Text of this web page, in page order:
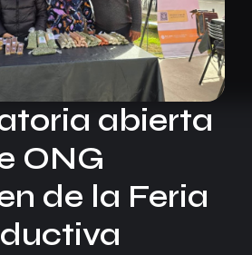
abierta
ONG
de la Feria